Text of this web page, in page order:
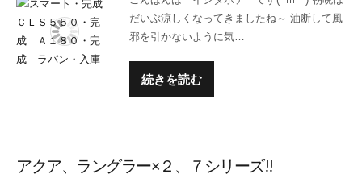
だいぶ涼しくなってきましたね～ 油断して風
邪を引かないように気…
続きを読む
アクア、ラングラー×２、７シリーズ!!